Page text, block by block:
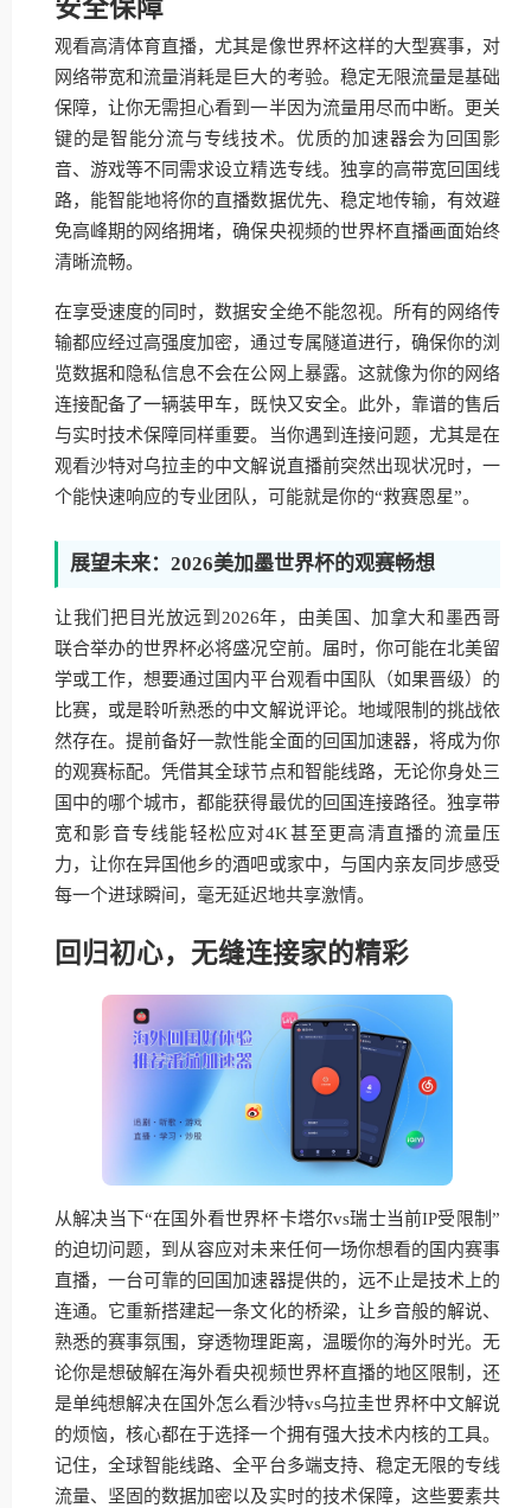
安全保障
观看高清体育直播，尤其是像世界杯这样的大型赛事，对
网络带宽和流量消耗是巨大的考验。稳定无限流量是基础
保障，让你无需担心看到一半因为流量用尽而中断。更关
键的是智能分流与专线技术。优质的加速器会为回国影
音、游戏等不同需求设立精选专线。独享的高带宽回国线
路，能智能地将你的直播数据优先、稳定地传输，有效避
免高峰期的网络拥堵，确保央视频的世界杯直播画面始终
清晰流畅。
在享受速度的同时，数据安全绝不能忽视。所有的网络传
输都应经过高强度加密，通过专属隧道进行，确保你的浏
览数据和隐私信息不会在公网上暴露。这就像为你的网络
连接配备了一辆装甲车，既快又安全。此外，靠谱的售后
与实时技术保障同样重要。当你遇到连接问题，尤其是在
观看沙特对乌拉圭的中文解说直播前突然出现状况时，一
个能快速响应的专业团队，可能就是你的“救赛恩星”。
展望未来：2026美加墨世界杯的观赛畅想
让我们把目光放远到2026年，由美国、加拿大和墨西哥
联合举办的世界杯必将盛况空前。届时，你可能在北美留
学或工作，想要通过国内平台观看中国队（如果晋级）的
比赛，或是聆听熟悉的中文解说评论。地域限制的挑战依
然存在。提前备好一款性能全面的回国加速器，将成为你
的观赛标配。凭借其全球节点和智能线路，无论你身处三
国中的哪个城市，都能获得最优的回国连接路径。独享带
宽和影音专线能轻松应对4K甚至更高清直播的流量压
力，让你在异国他乡的酒吧或家中，与国内亲友同步感受
每一个进球瞬间，毫无延迟地共享激情。
回归初心，无缝连接家的精彩
从解决当下“在国外看世界杯卡塔尔vs瑞士当前IP受限制”
的迫切问题，到从容应对未来任何一场你想看的国内赛事
直播，一台可靠的回国加速器提供的，远不止是技术上的
连通。它重新搭建起一条文化的桥梁，让乡音般的解说、
熟悉的赛事氛围，穿透物理距离，温暖你的海外时光。无
论你是想破解在海外看央视频世界杯直播的地区限制，还
是单纯想解决在国外怎么看沙特vs乌拉圭世界杯中文解说
的烦恼，核心都在于选择一个拥有强大技术内核的工具。
记住，全球智能线路、全平台多端支持、稳定无限的专线
流量、坚固的数据加密以及实时的技术保障，这些要素共